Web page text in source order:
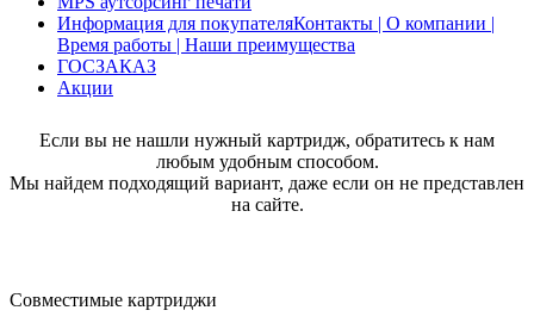
Информация для покупателяКонтакты | О компании |
Время работы | Наши преимущества
ГОСЗАКАЗ
Акции
Если вы не нашли нужный картридж, обратитесь к нам
любым удобным способом.
Мы найдем подходящий вариант, даже если он не представлен
на сайте.
Совместимые картриджи